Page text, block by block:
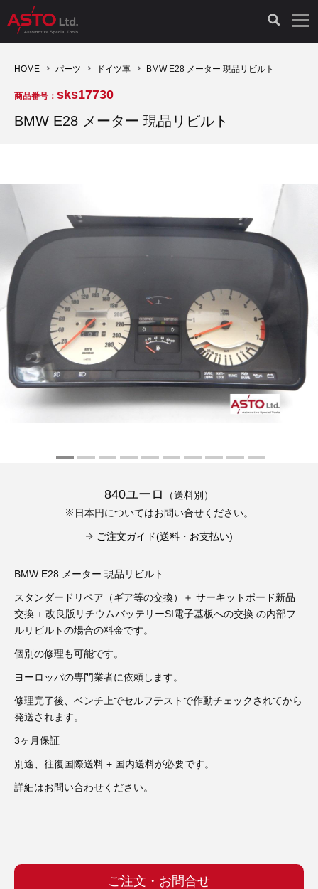
診断機（16）
ADAS（7）
オプション品（17）
その他（9）
診断テスター（10）
スモークテスター（4）
安定化電源ユニット（8）
バッテリーテスター（4）
古い車両用診断テスター（10）
バイク用診断テスター（7）
その他（20）
HCB TOOLS（45）
LASER（39）
ドイツ車（211）
イタリア/フランス車（27）
イギリス車（23）
アメリカ車（15）
スウェーデン車（20）
ホイールロック取り外しツール（6）
3D プリンターペン（8）
オシロスコープ（2）
その他（8）
ドイツ車（427）
アメリカ車（60）
スウェーデン車（45）
日本車（40）
ロシア（8）
ブレーキキャリパーリペアキット（368）
ライト関連（6）
その他（12）
現品修理（77）
コントロールユニット初期化（3）
イモビライザーOFF（1）
オシロスコープ（10）
HOME パーツ ドイツ車 BMW E28 メーター 現品リビルト
商品番号： sks17730
BMW E28 メーター 現品リビルト
840ユーロ
（送料別）
※日本円についてはお問い合せください。
ご注文ガイド(送料・お支払い)
BMW E28 メーター 現品リビルト
スタンダードリペア（ギア等の交換）＋ サーキットボード新品
交換 + 改良版リチウムバッテリーSI電子基板への交換 の内部フ
ルリビルトの場合の料金です。
個別の修理も可能です。
ヨーロッパの専門業者に依頼します。
修理完了後、ベンチ上でセルフテストで作動チェックされてから
発送されます。
3ヶ月保証
別途、往復国際送料 + 国内送料が必要です。
詳細はお問い合わせください。
ご注文・お問合せ